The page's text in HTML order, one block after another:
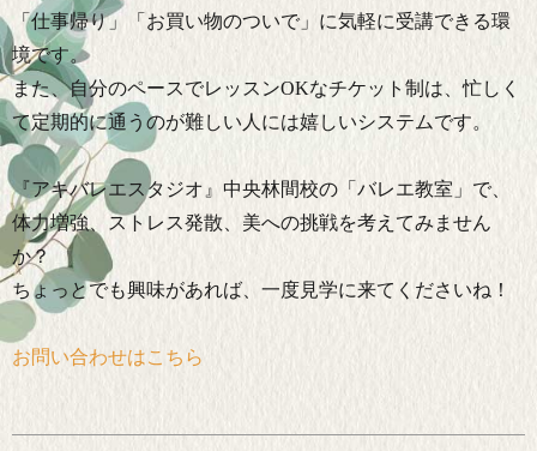
「仕事帰り」「お買い物のついで」に気軽に受講できる環
境です。
また、自分のペースでレッスンOKなチケット制は、忙しく
て定期的に通うのが難しい人には嬉しいシステムです。
『アキバレエスタジオ』中央林間校の「バレエ教室」で、
体力増強、ストレス発散、美への挑戦を考えてみません
か？
ちょっとでも興味があれば、一度見学に来てくださいね！
お問い合わせはこちら